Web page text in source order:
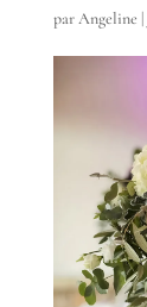
parAngeline |